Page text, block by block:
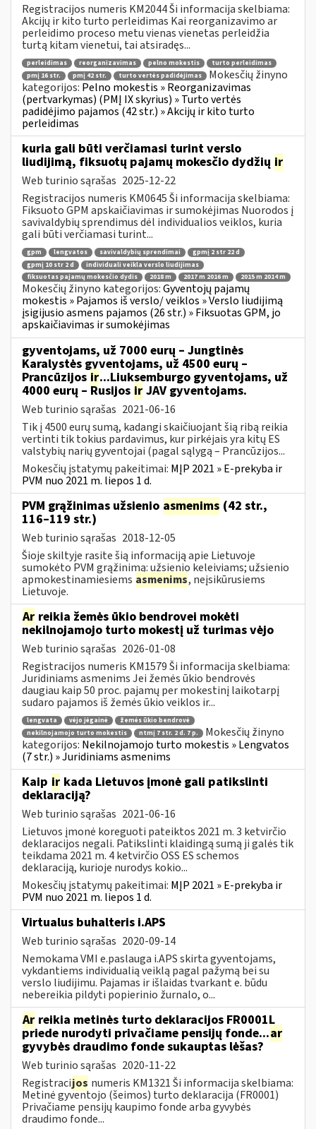
Registracijos numeris KM2044 Ši informacija skelbiama:
Akcijų ir kito turto perleidimas Kai reorganizavimo ar
perleidimo proceso metu vienas vienetas perleidžia
turtą kitam vienetui, tai atsiradęs...
perleidimas reorganizavimas pelno mokestis
turto perleidimas
pmį 16 str.
pmį 42 str. turto vertės padidėjimas
Mokesčių žinyno
kategorijos: Pelno mokestis » Reorganizavimas
(pertvarkymas) (PMĮ IX skyrius) » Turto vertės
padidėjimo pajamos (42 str.) » Akcijų ir kito turto
perleidimas
kuria gali būti verčiamasi turint verslo
liudijimą, fiksuotų pajamų mokesčio dydžių ir
Web turinio sąrašas 2025-12-22
Registracijos numeris KM0645 Ši informacija skelbiama:
Fiksuoto GPM apskaičiavimas ir sumokėjimas Nuorodos į
savivaldybių sprendimus dėl individualios veiklos, kuria
gali būti verčiamasi turint...
gpm lengvatos savivaldybių sprendimai
gpmį 2 str 22 d
gpmį 10 str 2 d
individuali veikla verslo liudijimas
fiksuotas pajamų mokesčio dydis
2018 m 2017 m 2016 m 2015 m 2014 m
Mokesčių žinyno kategorijos:Gyventojų pajamų
mokestis » Pajamos iš verslo/ veiklos » Verslo liudijimą
įsigijusio asmens pajamos (26 str.) » Fiksuotas GPM, jo
apskaičiavimas ir sumokėjimas
gyventojams, už 7000 eurų – Jungtinės
Karalystės gyventojams, už 4500 eurų –
Prancūzijos ir...Liuksemburgo gyventojams, už
4000 eurų – Rusijos ir JAV gyventojams.
Web turinio sąrašas 2021-06-16
Tik į 4500 eurų sumą, kadangi skaičiuojant šią ribą reikia
vertinti tik tokius pardavimus, kur pirkėjais yra kitų ES
valstybių narių gyventojai (pagal sąlygą – Prancūzijos...
Mokesčių įstatymų pakeitimai: MĮP 2021 » E-prekyba ir
PVM nuo 2021 m. liepos 1 d.
PVM grąžinimas užsienio asmenims (42 str.,
116–119 str.)
Web turinio sąrašas 2018-12-05
Šioje skiltyje rasite šią informaciją apie Lietuvoje
sumokėto PVM grąžinimą: užsienio keleiviams; užsienio
apmokestinamiesiems asmenims, neįsikūrusiems
Lietuvoje.
Ar reikia žemės ūkio bendrovei mokėti
nekilnojamojo turto mokestį už turimas vėjo
Web turinio sąrašas 2026-01-08
Registracijos numeris KM1579 Ši informacija skelbiama:
Juridiniams asmenims Jei žemės ūkio bendrovės
daugiau kaip 50 proc. pajamų per mokestinį laikotarpį
sudaro pajamos iš žemės ūkio veiklos ir...
lengvata vėjo jėgainė
žemės ūkio bendrovė
nekilnojamojo turto mokestis
ntmį 7 str. 2 d. 7 p.
Mokesčių žinyno
kategorijos: Nekilnojamojo turto mokestis » Lengvatos
(7 str.) » Juridiniams asmenims
Kaip ir kada Lietuvos įmonė gali patikslinti
deklaraciją?
Web turinio sąrašas 2021-06-16
Lietuvos įmonė koreguoti pateiktos 2021 m. 3 ketvirčio
deklaracijos negali. Patikslinti klaidingą sumą ji galės tik
teikdama 2021 m. 4 ketvirčio OSS ES schemos
deklaraciją, kurioje nurodys kokio...
Mokesčių įstatymų pakeitimai: MĮP 2021 » E-prekyba ir
PVM nuo 2021 m. liepos 1 d.
Virtualus buhalteris i.APS
Web turinio sąrašas 2020-09-14
Nemokama VMI e.paslauga i.APS skirta gyventojams,
vykdantiems individualią veiklą pagal pažymą bei su
verslo liudijimu. Pajamas ir išlaidas tvarkant e. būdu
nebereikia pildyti popierinio žurnalo, o...
Ar reikia metinės turto deklaracijos FR0001L
priede nurodyti privačiame pensijų fonde...ar
gyvybės draudimo fonde sukauptas lėšas?
Web turinio sąrašas 2020-11-22
Registracijos numeris KM1321 Ši informacija skelbiama:
Metinė gyventojo (šeimos) turto deklaracija (FR0001)
Privačiame pensijų kaupimo fonde arba gyvybės
draudimo fonde...